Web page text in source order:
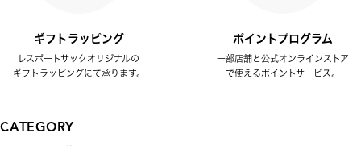
ギフトラッピング
レスポートサックオリジナルの
ギフトラッピングにて承ります。
ポイントプログラム
一部店舗と公式オンラインストア
で使えるポイントサービス。
CATEGORY